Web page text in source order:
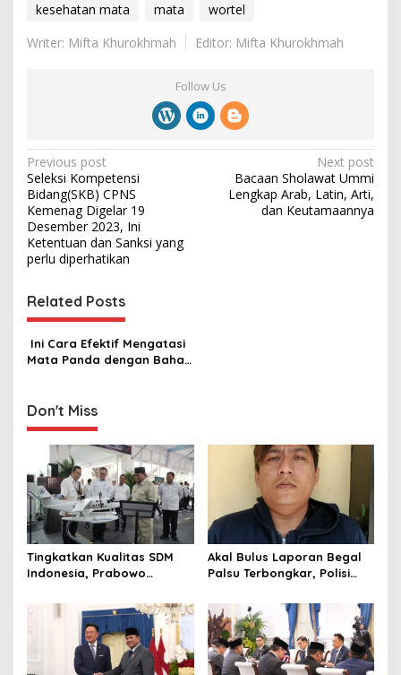
kesehatan mata
mata
wortel
Writer: Mifta Khurokhmah
Editor: Mifta Khurokhmah
Follow Us
P
o
s
t
n
a
v
i
g
t
o
n
Previous post
Seleksi Kompetensi
Bidang(SKB) CPNS
Kemenag Digelar 19
Desember 2023, Ini
Ketentuan dan ‎Sanksi yang
perlu diperhatikan
Next post
Bacaan Sholawat Ummi
Lengkap ‎Arab, Latin, Arti,
dan ‎Keutamaannya
Related Posts
‎ Ini Cara Efektif Mengatasi
Mata Panda dengan Bahan
Don't Miss
Tingkatkan Kualitas SDM
Indonesia, Prabowo
hingga Undang Universitas
Terbaik Dunia
Akal Bulus Laporan Begal
Palsu Terbongkar, Polisi
Perusahaan untuk Crypto